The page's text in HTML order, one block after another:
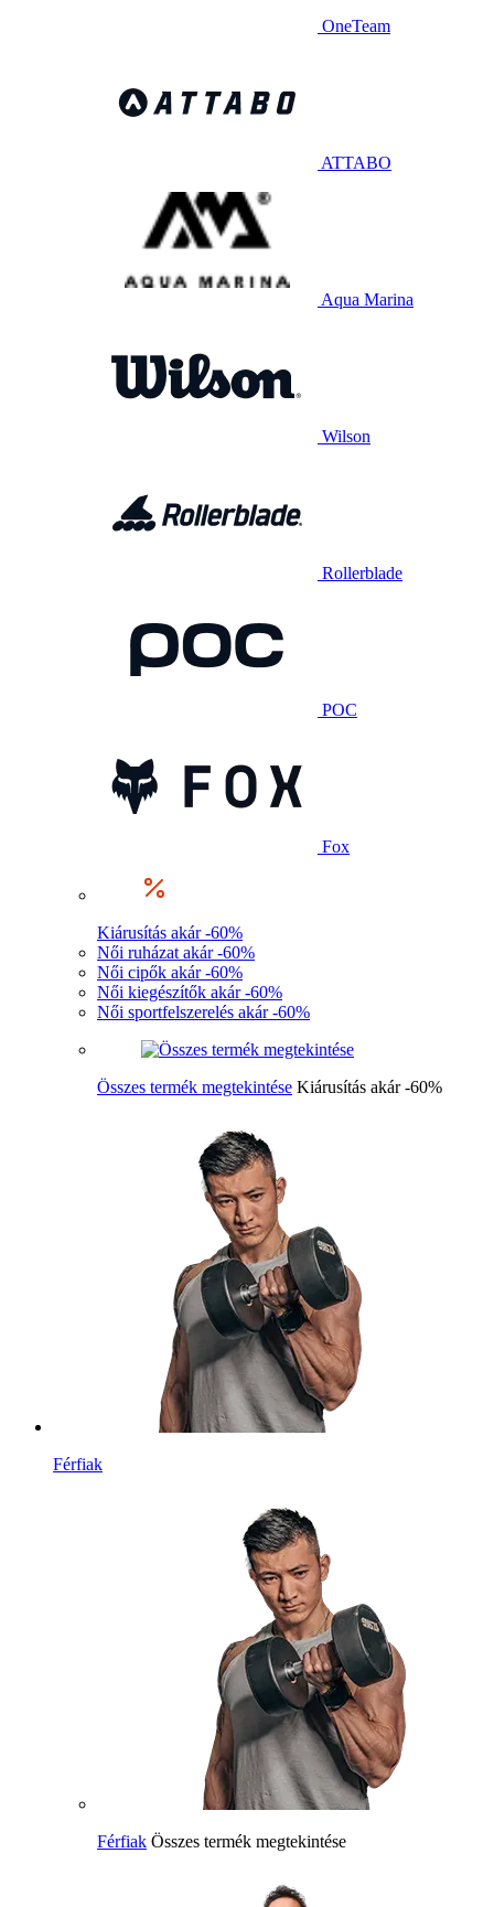
OneTeam
ATTABO
Aqua Marina
Wilson
Rollerblade
POC
Fox
Kiárusítás akár -60%
Női ruházat akár -60%
Női cipők akár -60%
Női kiegészítők akár -60%
Női sportfelszerelés akár -60%
Összes termék megtekintése Kiárusítás akár -60%
Férfiak
Férfiak Összes termék megtekintése